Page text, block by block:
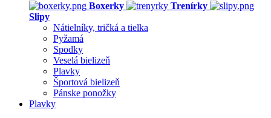
Boxerky
Trenírky
Slipy
Nátielníky, tričká a tielka
Pyžamá
Spodky
Veselá bielizeň
Plavky
Športová bielizeň
Pánske ponožky
Plavky